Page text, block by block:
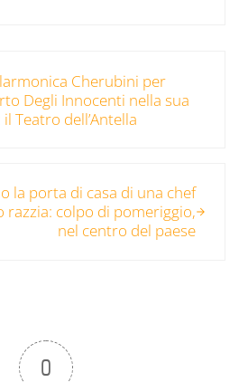
Cherubini per
Degli Innocenti nella sua
il Teatro dell’Antella
la porta di casa di una chef
razzia: colpo di pomeriggio,
nel centro del paese
0